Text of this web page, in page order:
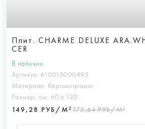
Плит. CHARME DELUXE
CER
В наличии
Артикул: 610015000495
Материал: Керамогранит
Размер, см: 60 х 120
149,28 РУБ/М²175,64 РУБ/М²